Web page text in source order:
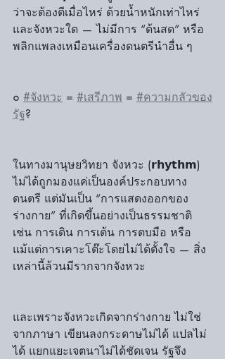
ว่าจะต้องตีเมื่อไหร่ ด้วยน้ำหนักเท่าไหร่
และจังหวะใด — ไม่มีการ “ด้นสด” หรือ
พลิกแพลงเหมือนเครื่องดนตรีนำอื่น ๆ
๐ #จังหวะ = #เสรีภาพ = #ความกลัวของ
รัฐ?
ในทางมานุษยวิทยา จังหวะ (𝗿𝗵𝘆𝘁𝗵𝗺)
ไม่ได้ถูกมองแค่เป็นองค์ประกอบทาง
ดนตรี แต่มันเป็น “การแสดงออกของ
ร่างกาย” ที่เกิดขึ้นอย่างเป็นธรรมชาติ
เช่น การเดิน การเต้น การตบมือ หรือ
แม้แต่การเคาะโต๊ะโดยไม่ได้ตั้งใจ — สิ่ง
เหล่านี้ล้วนมีรากจากจังหวะ
และเพราะจังหวะเกิดจากร่างกาย ไม่ใช่
จากภาษา เขียนลงกระดาษไม่ได้ แปลไม่
ได้ แยกแยะเจตนาไม่ได้ชัดเจน รัฐจึง